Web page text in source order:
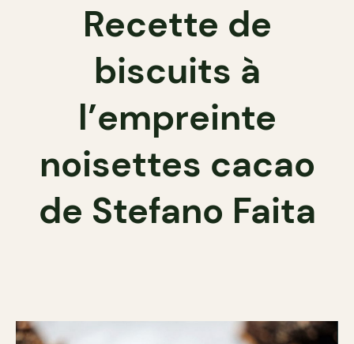
Recette de
biscuits à
l’empreinte
noisettes cacao
de Stefano Faita